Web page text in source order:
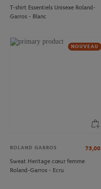
T-shirt Essentiels Unisexe Roland-
Garros - Blanc
NOUVEAU
ROLAND GARROS 75,00
Sweat Heritage cœur femme
Roland-Garros - Ecru